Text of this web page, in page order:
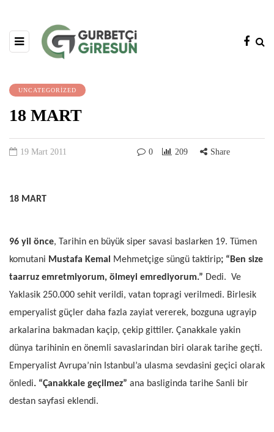
UNCATEGORIZED
18 MART
19 Mart 2011 0 209 Share
18 MART
96 yil önce, Tarihin en büyük siper savasi baslarken 19. Tümen
komutani Mustafa Kemal Mehmetçige süngü taktirip; “Ben size
taarruz emretmiyorum, ölmeyi emrediyorum.” Dedi. Ve
Yaklasik 250.000 sehit verildi, vatan topragi verilmedi. Birlesik
emperyalist güçler daha fazla zayiat vererek, bozguna ugrayip
arkalarina bakmadan kaçip, çekip gittiler. Çanakkale yakin
dünya tarihinin en önemli savaslarindan biri olarak tarihe geçti.
Emperyalist Avrupa’nin Istanbul’a ulasma sevdasini geçici olarak
önledi. “Çanakkale geçilmez” ana basliginda tarihe Sanli bir
destan sayfasi eklendi.